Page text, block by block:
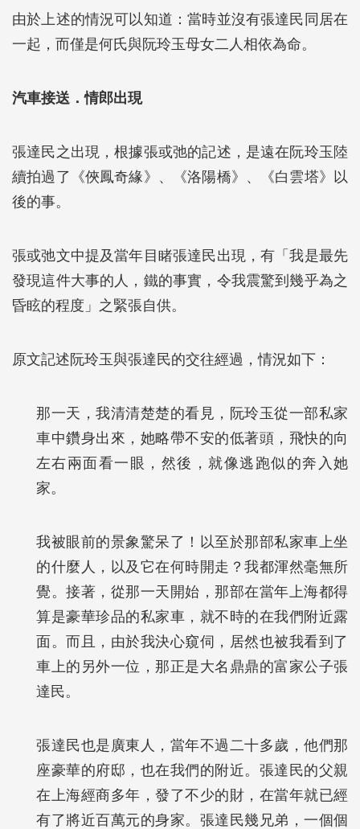
由於上述的情況可以知道：當時並沒有張達民同居在
一起，而僅是何氏與阮玲玉母女二人相依為命。
汽車接送．情郎出現
張達民之出現，根據張或弛的記述，是遠在阮玲玉陸
續拍過了《俠鳳奇緣》、《洛陽橋》、《白雲塔》以
後的事。
張或弛文中提及當年目睹張達民出現，有「我是最先
發現這件大事的人，鐵的事實，令我震驚到幾乎為之
昏眩的程度」之緊張自供。
原文記述阮玲玉與張達民的交往經過，情況如下：
那一天，我清清楚楚的看見，阮玲玉從一部私家
車中鑽身出來，她略帶不安的低著頭，飛快的向
左右兩面看一眼，然後，就像逃跑似的奔入她
家。
我被眼前的景象驚呆了！以至於那部私家車上坐
的什麼人，以及它在何時開走？我都渾然毫無所
覺。接著，從那一天開始，那部在當年上海都得
算是豪華珍品的私家車，就不時的在我們附近露
面。而且，由於我決心窺伺，居然也被我看到了
車上的另外一位，那正是大名鼎鼎的富家公子張
達民。
張達民也是廣東人，當年不過二十多歲，他們那
座豪華的府邸，也在我們的附近。張達民的父親
在上海經商多年，發了不少的財，在當年就已經
有了將近百萬元的身家。張達民幾兄弟，一個個